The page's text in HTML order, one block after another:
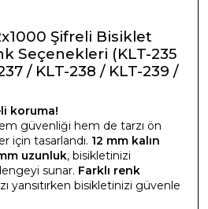
Şifreli Bisiklet
Seçenekleri (KLT-235
/ KLT-238 / KLT-239 /
koruma!
güvenliği hem de tarzı ön
için tasarlandı. 12 mm kalın
uzunluk, bisikletinizi
sunar. Farklı renk
yansıtırken bisikletinizi güvenle